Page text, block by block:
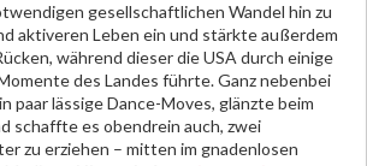
gesellschaftlichen Wandel hin zu
aktiveren Leben ein und stärkte außerdem
während dieser die USA durch einige
des Landes führte. Ganz nebenbei
paar lässige Dance-Moves, glänzte beim
schaffte es obendrein auch, zwei
zu erziehen – mitten im gnadenlosen